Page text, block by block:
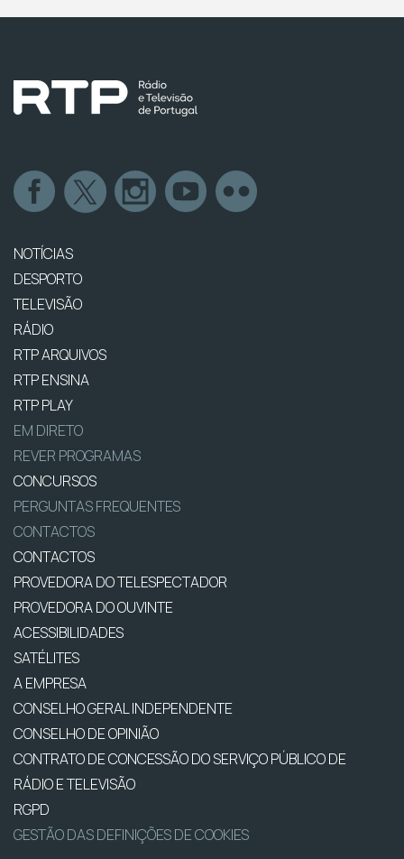
NOTÍCIAS
DESPORTO
TELEVISÃO
RÁDIO
RTP ARQUIVOS
RTP ENSINA
RTP PLAY
EM DIRETO
REVER PROGRAMAS
CONCURSOS
PERGUNTAS FREQUENTES
CONTACTOS
CONTACTOS
PROVEDORA DO TELESPECTADOR
PROVEDORA DO OUVINTE
ACESSIBILIDADES
SATÉLITES
A EMPRESA
CONSELHO GERAL INDEPENDENTE
CONSELHO DE OPINIÃO
CONTRATO DE CONCESSÃO DO SERVIÇO PÚBLICO DE
RÁDIO E TELEVISÃO
RGPD
GESTÃO DAS DEFINIÇÕES DE COOKIES